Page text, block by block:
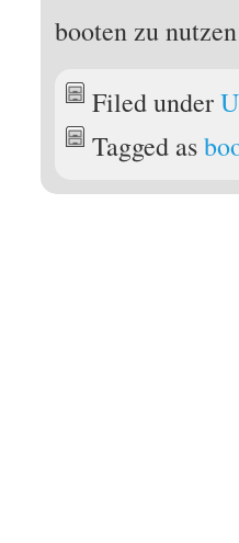
booten zu nutzen
Filed under
Tagged as